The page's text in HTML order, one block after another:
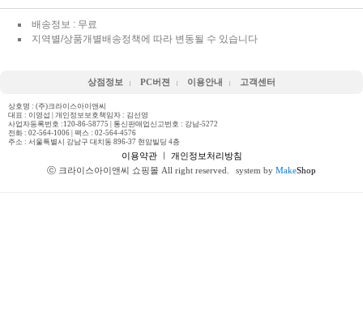
배송정보 : 무료
지역별/상품개별배송정책에 따라 변동될 수 있습니다
상점정보 PC버젼 이용안내 고객센터
상호명 : (주)크라이스아이앤씨
대표 : 이영섭 | 개인정보보호책임자 : 김선영
사업자등록번호 :120-86-58775 | 통신판매업신고번호 : 강남-5272
전화 : 02-564-1006 | 팩스 : 02-564-4576
주소 : 서울특별시 강남구 대치동 896-37 현암빌딩 4층
이용약관ㅣ 개인정보처리방침
ⓒ 크라이스아이앤씨 쇼핑몰 All right reserved.
system by MakeShop